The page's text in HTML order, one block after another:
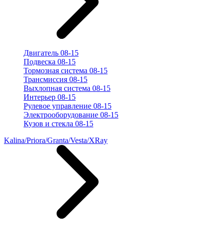
Двигатель 08-15
Подвеска 08-15
Тормозная система 08-15
Трансмиссия 08-15
Выхлопная система 08-15
Интерьер 08-15
Рулевое управление 08-15
Электрооборудование 08-15
Кузов и стекла 08-15
Kalina/Priora/Granta/Vesta/XRay